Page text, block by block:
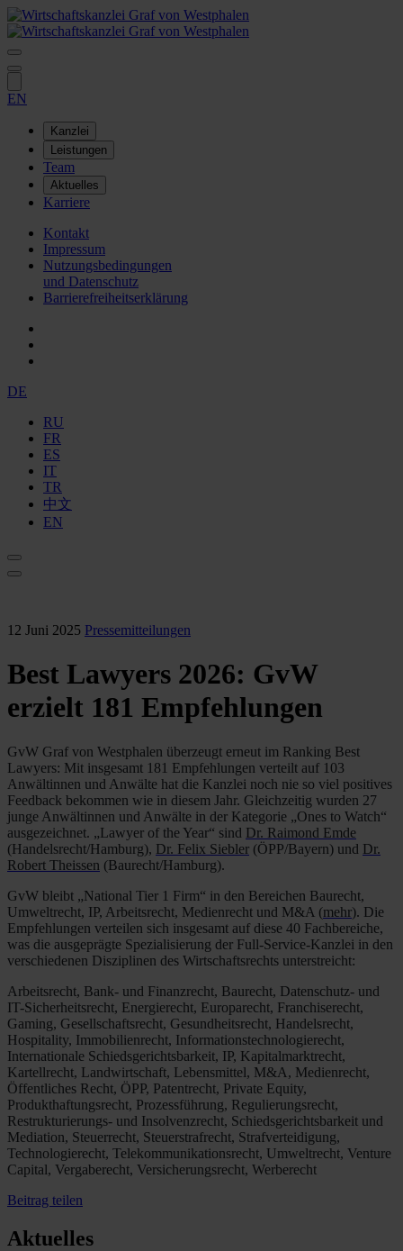
EN
Kanzlei
Leistungen
Team
Aktuelles
Karriere
Kontakt
Impressum
Nutzungsbedingungen
und Datenschutz
Barrierefreiheitserklärung
DE
RU
FR
ES
IT
TR
中文
EN
12 Juni 2025 Pressemitteilungen
Best Lawyers 2026: GvW
erzielt 181 Empfehlungen
GvW Graf von Westphalen überzeugt erneut im Ranking Best
Lawyers: Mit insgesamt 181 Empfehlungen verteilt auf 103
Anwältinnen und Anwälte hat die Kanzlei noch nie so viel positives
Feedback bekommen wie in diesem Jahr. Gleichzeitig wurden 27
junge Anwältinnen und Anwälte in der Kategorie „Ones to Watch“
ausgezeichnet. „Lawyer of the Year“ sind Dr. Raimond Emde
(Handelsrecht/Hamburg), Dr. Felix Siebler (ÖPP/Bayern) und Dr.
Robert Theissen (Baurecht/Hamburg).
GvW bleibt „National Tier 1 Firm“ in den Bereichen Baurecht,
Umweltrecht, IP, Arbeitsrecht, Medienrecht und M&A (mehr). Die
Empfehlungen verteilen sich insgesamt auf diese 40 Fachbereiche,
was die ausgeprägte Spezialisierung der Full-Service-Kanzlei in den
verschiedenen Disziplinen des Wirtschaftsrechts unterstreicht:
Arbeitsrecht, Bank- und Finanzrecht, Baurecht, Datenschutz- und
IT-Sicherheitsrecht, Energierecht, Europarecht, Franchiserecht,
Gaming, Gesellschaftsrecht, Gesundheitsrecht, Handelsrecht,
Hospitality, Immobilienrecht, Informationstechnologierecht,
Internationale Schiedsgerichtsbarkeit, IP, Kapitalmarktrecht,
Kartellrecht, Landwirtschaft, Lebensmittel, M&A, Medienrecht,
Öffentliches Recht, ÖPP, Patentrecht, Private Equity,
Produkthaftungsrecht, Prozessführung, Regulierungsrecht,
Restrukturierungs- und Insolvenzrecht, Schiedsgerichtsbarkeit und
Mediation, Steuerrecht, Steuerstrafrecht, Strafverteidigung,
Technologierecht, Telekommunikationsrecht, Umweltrecht, Venture
Capital, Vergaberecht, Versicherungsrecht, Werberecht
Beitrag teilen
Aktuelles